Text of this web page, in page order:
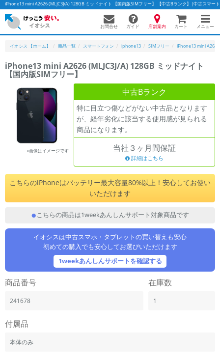
iPhone13 mini A2626 (MLJC3J/A) 128GB ミッドナイト 【国内版SIMフリー】 【中古Bランク】|中古スマー
お問合せ ガイド 店舗案内 カート メニュー
イオシス 【ホーム】 商品一覧 スマートフォン iphone13 SIMフリー iPhone13 mini A2626
iPhone13 mini A2626 (MLJC3J/A) 128GB ミッドナイト
【国内版SIMフリー】
※画像はイメージです
中古Bランク
特に目立つ傷などがない中古品となります
が、経年劣化に該当する使用感が見られる
商品になります。
当社３ヶ月間保証
詳細はこちら
こちらのiPhoneはバッテリー最大容量80%以上！安心してお使い
いただけます
こちらの商品は1weekあんしんサポート対象商品です
イオシスは中古スマホ・タブレットの買い替えも安心
初めての購入でも安心してお選びいただけます
1weekあんしんサポートを確認する
商品番号
241678
在庫数
1
付属品
本体のみ
かんたんパソコン検索に切り替える
フリーワード
人気の検索ワード：Let's note
「スマートフォン」「タブレット」など
シリーズ
商品シリーズ名・ブランド名の絞り込み。
メーカー
製造、販売メーカーの絞り込み
「Apple」「SONY」「SHARP」など
商品の搭載機能による絞り込み
ドライブの絞り込み
ランク